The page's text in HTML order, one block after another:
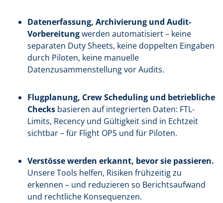
Datenerfassung, Archivierung und Audit-
Vorbereitungwerden automatisiert – keine
separaten Duty Sheets, keine doppelten Eingaben
durch Piloten, keine manuelle
Datenzusammenstellung vor Audits.
Flugplanung, Crew Scheduling und betriebliche
Checks basieren auf integrierten Daten: FTL-
Limits, Recency und Gültigkeit sind in Echtzeit
sichtbar – für Flight OPS und für Piloten.
Verstösse werden erkannt, bevor sie passieren.
Unsere Tools helfen, Risiken frühzeitig zu
erkennen – und reduzieren so Berichtsaufwand
und rechtliche Konsequenzen.